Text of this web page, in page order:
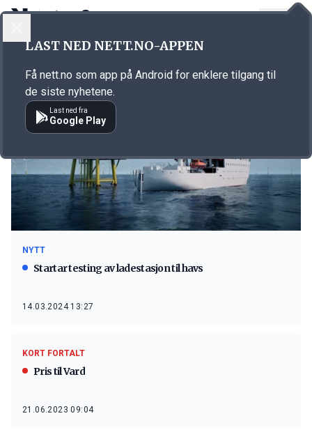
Emne: Ocean Charger
NYTT
Startar testing av ladestasjon til havs
14.03.2024 13:27
KORT FORTALT
Pris til Vard
21.06.2023 09:04
LAST NED NETT.NO-APPEN
Få nett.no som app på Android for enklere tilgang til
de siste nyhetene.
Last ned fra
Google Play